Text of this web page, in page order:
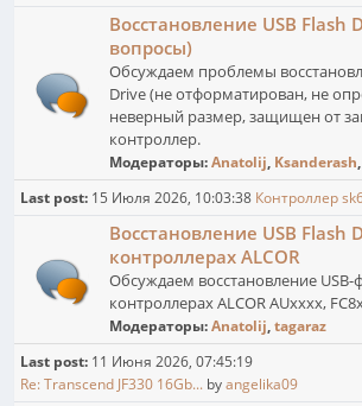
Восстановление USB Flash
вопросы)
Обсуждаем проблемы
Drive (не отформатирован, не
неверный размер, защищен от
контроллер.
Модераторы:Anatolij, Ksanderash,
Last post: 15 Июля 2026, 10:03:38 Контроллер
Восстановление USB Flash
контроллерах ALCOR
Обсуждаем восстановление
контроллерах ALCOR AUxxxx,
Модераторы:Anatolij,tagaraz
Last post: 11 Июня 2026, 07:45:19
Re: Transcend JF330 16Gb... byangelika09